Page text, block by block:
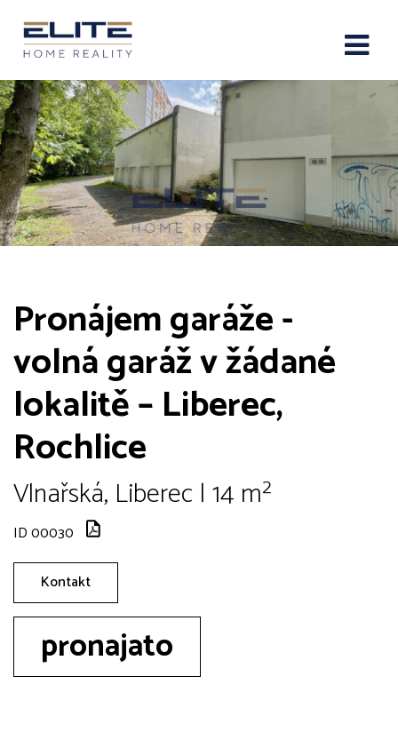
Pronájem garáže -
volná garáž v žádané
lokalitě – Liberec,
Rochlice
Vlnařská, Liberec | 14 m²
ID 00030
Kontakt
pronajato